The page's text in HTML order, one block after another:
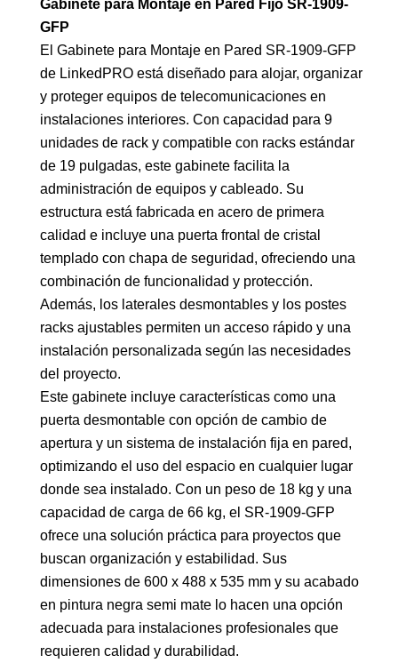
Gabinete para Montaje en Pared Fijo SR-1909-
GFP
El Gabinete para Montaje en Pared SR-1909-GFP
de LinkedPRO está diseñado para alojar, organizar
y proteger equipos de telecomunicaciones en
instalaciones interiores. Con capacidad para 9
unidades de rack y compatible con racks estándar
de 19 pulgadas, este gabinete facilita la
administración de equipos y cableado. Su
estructura está fabricada en acero de primera
calidad e incluye una puerta frontal de cristal
templado con chapa de seguridad, ofreciendo una
combinación de funcionalidad y protección.
Además, los laterales desmontables y los postes
racks ajustables permiten un acceso rápido y una
instalación personalizada según las necesidades
del proyecto.
Este gabinete incluye características como una
puerta desmontable con opción de cambio de
apertura y un sistema de instalación fija en pared,
optimizando el uso del espacio en cualquier lugar
donde sea instalado. Con un peso de 18 kg y una
capacidad de carga de 66 kg, el SR-1909-GFP
ofrece una solución práctica para proyectos que
buscan organización y estabilidad. Sus
dimensiones de 600 x 488 x 535 mm y su acabado
en pintura negra semi mate lo hacen una opción
adecuada para instalaciones profesionales que
requieren calidad y durabilidad.